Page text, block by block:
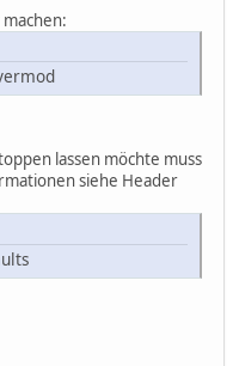
start
stop
restart
status
lassen möchte muss
siehe Header